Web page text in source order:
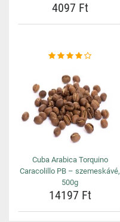
4097 Ft
Cuba Arabica Torquino
Caracolillo PB – szemeskávé,
500g
14197 Ft